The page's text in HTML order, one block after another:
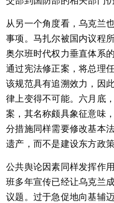
从另一个角度看，乌克兰
事项。马扎尔被国内议程
奥尔班时代权力垂直体系
通过宪法修正案，将总理
该规范具有追溯效力，因
律上变得不可能。六月底
案，其名称颇具象征意味
分措施同样需要修改基本
遗产，而不是建设东方政策
公共舆论因素同样发挥作
班多年宣传已经让乌克兰
议题。过于急促地向基辅